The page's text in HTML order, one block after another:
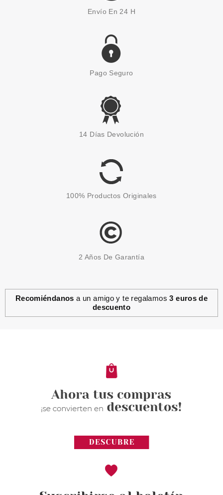
ESSENCE
PESTAÑAS
2.50€
ESSENCE
3.96€
Envío En 24 H
Pago Seguro
14 Días Devolución
100% Productos Originales
2 Años De Garantía
Recomiéndanos a un amigo y te regalamos3 euros de
descuento